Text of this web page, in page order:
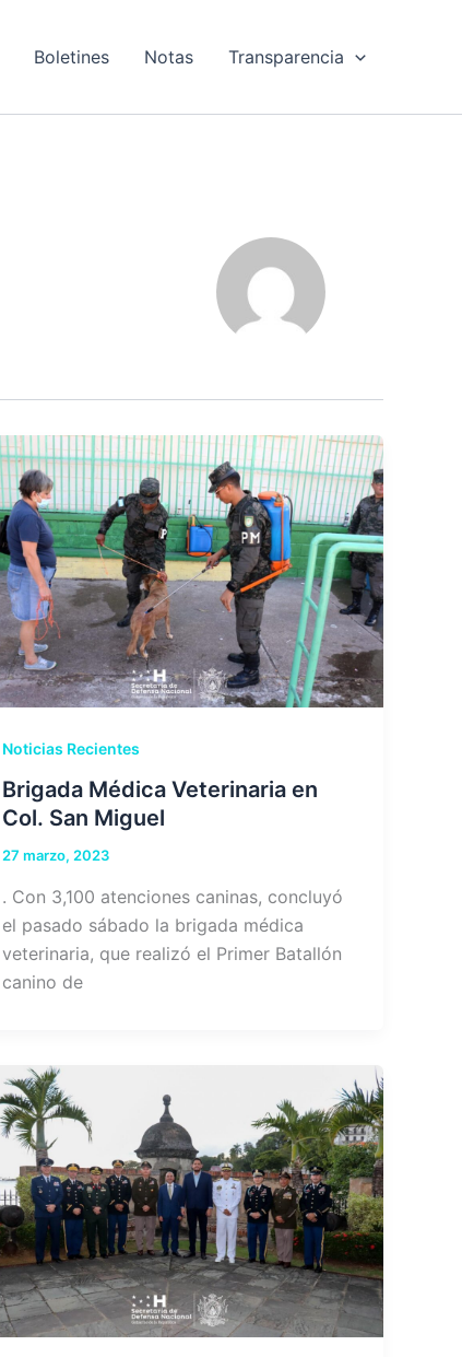
Boletines Notas Transparencia
Noticias Recientes
Brigada Médica Veterinaria en
Col. San Miguel
27 marzo, 2023
. Con 3,100 atenciones caninas, concluyó
el pasado sábado la brigada médica
veterinaria, que realizó el Primer Batallón
canino de